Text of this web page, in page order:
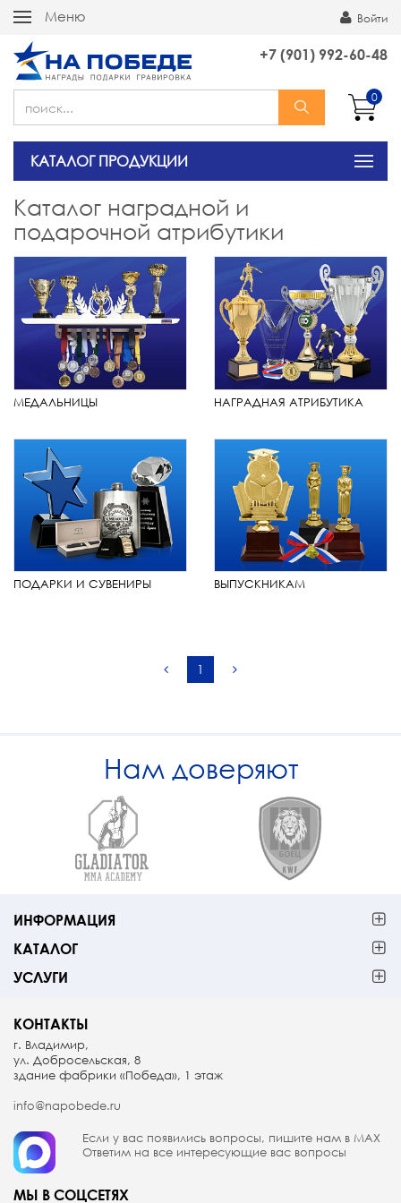
Меню Войти
+7 (901) 992-60-48
0
КАТАЛОГ ПРОДУКЦИИ
Каталог наградной и
подарочной атрибутики
МЕДАЛЬНИЦЫ НАГРАДНАЯ АТРИБУТИКА
ПОДАРКИ И СУВЕНИРЫ ВЫПУСКНИКАМ
1
Нам доверяют
ИНФОРМАЦИЯ
КАТАЛОГ
УСЛУГИ
КОНТАКТЫ
г. Владимир,
ул. Добросельская, 8
здание фабрики «Победа», 1 этаж
info@napobede.ru
Если у вас появились вопросы, пишите нам в МАX
Ответим на все интересующие вас вопросы
МЫ В СОЦСЕТЯХ